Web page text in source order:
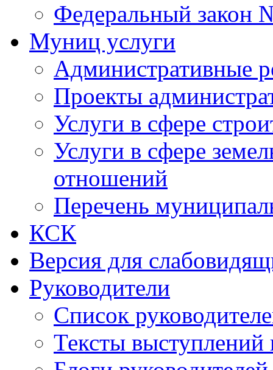
Федеральный закон
Муниц услуги
Административные
Проекты
Услуги в сфере
Услуги в сфере
отношений
Перечень
КСК
Версия для
Руководители
Список
Тексты выступлений